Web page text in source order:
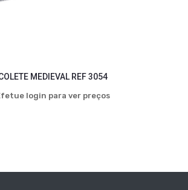
MEDIEVAL REF 3054
login para ver preços